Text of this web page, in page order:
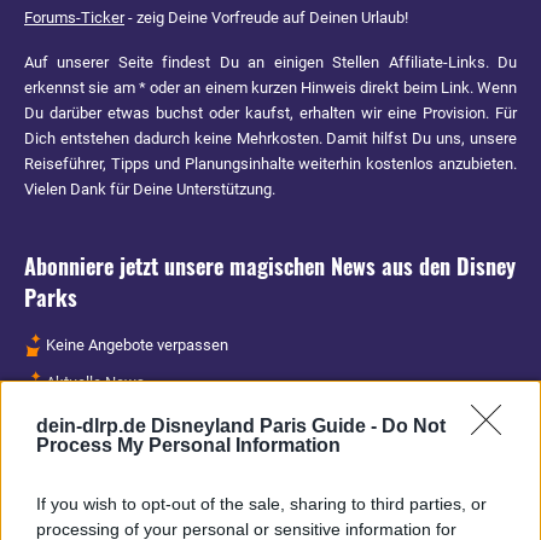
dein-dlrp.de Disneyland Paris Guide - Do Not
Process My Personal Information
If you wish to opt-out of the sale, sharing to third parties, or
processing of your personal or sensitive information for
Forums-Ticker- zeig Deine Vorfreude auf Deinen Urlaub!
Auf unserer Seite findest Du an einigen Stellen Affiliate-Links. Du
erkennst sie am * oder an einem kurzen Hinweis direkt beim Link. Wenn
Du darüber etwas buchst oder kaufst, erhalten wir eine Provision. Für
Dich entstehen dadurch keine Mehrkosten. Damit hilfst Du uns, unsere
Reiseführer, Tipps und Planungsinhalte weiterhin kostenlos anzubieten.
Vielen Dank für Deine Unterstützung.
Abonniere jetzt unsere magischen News aus den Disney
Parks
Keine Angebote verpassen
Aktuelle News
Spannende Lesetipps
Gratis und jederzeit kündbar